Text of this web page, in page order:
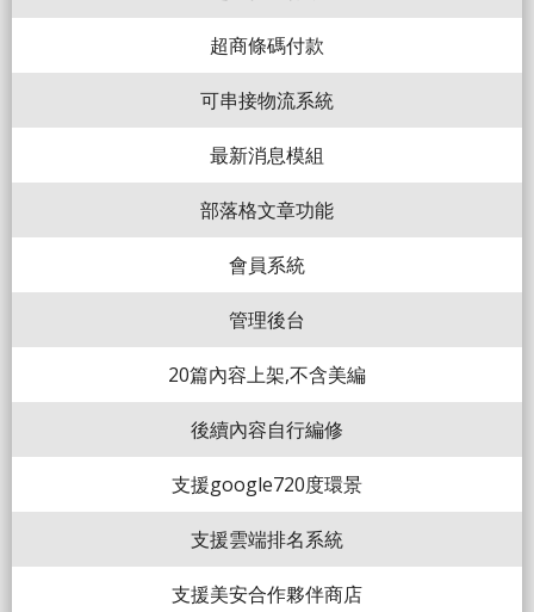
超商條碼付款
可串接物流系統
最新消息模組
部落格文章功能
會員系統
管理後台
20篇內容上架,不含美編
後續內容自行編修
支援google720度環景
支援雲端排名系統
支援美安合作夥伴商店